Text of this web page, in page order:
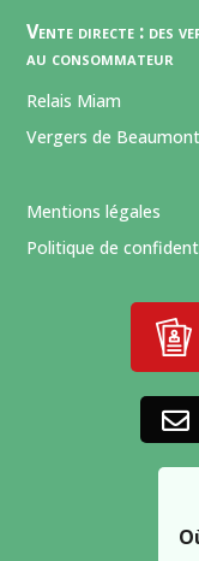
Vente directe : des
au consommateur
Relais Miam
Vergers de Beaumont
Mentions légales
Politique de
